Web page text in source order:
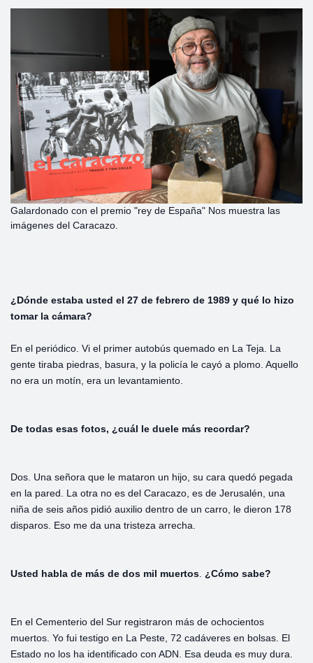
Galardonado con el premio "rey de España" Nos muestra las
imágenes del Caracazo.
¿Dónde estaba usted el 27 de febrero de 1989 y qué lo hizo
tomar la cámara?
En el periódico. Vi el primer autobús quemado en La Teja. La
gente tiraba piedras, basura, y la policía le cayó a plomo. Aquello
no era un motín, era un levantamiento.
De todas esas fotos, ¿cuál le duele más recordar?
Dos. Una señora que le mataron un hijo, su cara quedó pegada
en la pared. La otra no es del Caracazo, es de Jerusalén, una
niña de seis años pidió auxilio dentro de un carro, le dieron 178
disparos. Eso me da una tristeza arrecha.
Usted habla de más de dos mil muertos ¿Cómo sabe?
En el Cementerio del Sur registraron más de ochocientos
muertos. Yo fui testigo en La Peste, 72 cadáveres en bolsas. El
Estado no los ha identificado con ADN. Esa deuda es muy dura.